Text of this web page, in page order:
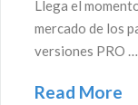
Llega el
mercado de los
versiones PRO …
Read More